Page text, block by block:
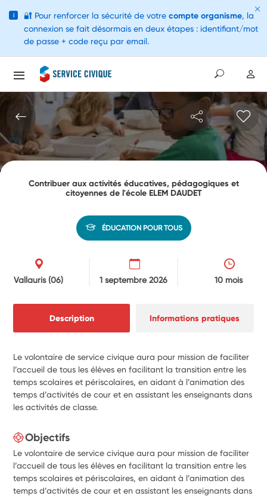
Contribuer aux activités éducatives, pédagogiques et
citoyennes de l'école ELEM DAUDET
ÉDUCATION POUR TOUS
Vallauris(06) 1 septembre 2026 10 mois
Description Informations pratiques
Le volontaire de service civique aura pour mission de faciliter
l’accueil de tous les élèves en facilitant la transition entre les
temps scolaires et périscolaires, en aidant à l’animation des
temps d’activités de cour et en assistant les enseignants dans
les activités de classe.
Objectifs
Le volontaire de service civique aura pour mission de faciliter
l’accueil de tous les élèves en facilitant la transition entre les
temps scolaires et périscolaires, en aidant à l’animation des
temps d’activités de cour et en assistant les enseignants dans
i 🔐 Pour renforcer la sécurité de votre compte organisme, la
connexion se fait désormais en deux étapes : identifiant/mot
de passe + code reçu par email.